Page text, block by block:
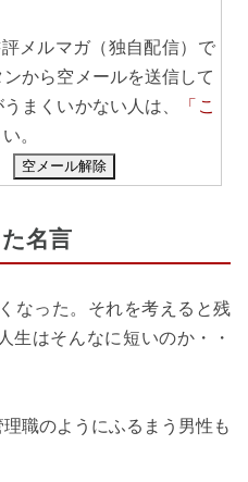
メルマガ（独自配信）で
から空メールを送信して
まくいかない人は、
「こ
。
空メール解除
名言
なった。それを考えると残
生はそんなに短いのか・・
職のようにふるまう男性も